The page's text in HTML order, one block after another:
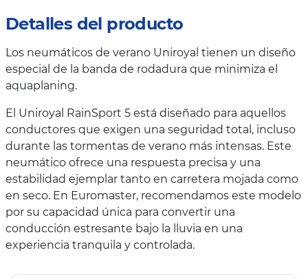
Detalles del producto
Los neumáticos de verano Uniroyal tienen un diseño
especial de la banda de rodadura que minimiza el
aquaplaning.
El Uniroyal RainSport 5 está diseñado para aquellos
conductores que exigen una seguridad total, incluso
durante las tormentas de verano más intensas. Este
neumático ofrece una respuesta precisa y una
estabilidad ejemplar tanto en carretera mojada como
en seco. En Euromaster, recomendamos este modelo
por su capacidad única para convertir una
conducción estresante bajo la lluvia en una
experiencia tranquila y controlada.